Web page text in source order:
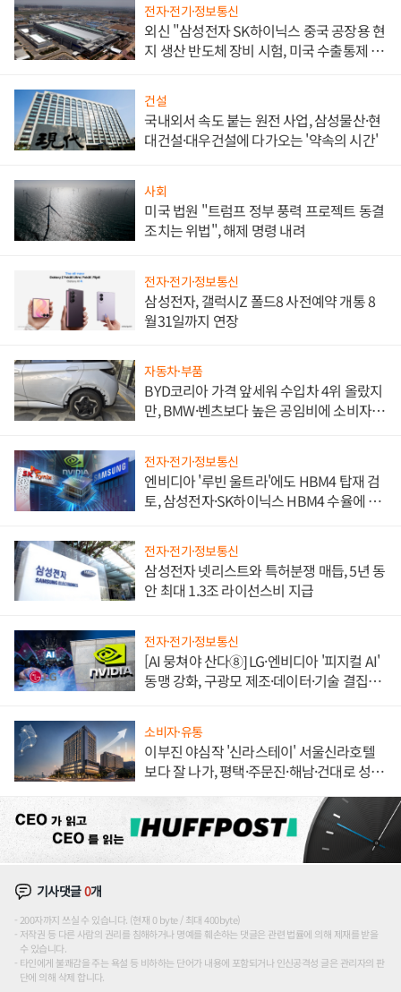
전자·전기·정보통신
외신 "삼성전자 SK하이닉스 중국 공장용 현
지 생산 반도체 장비 시험, 미국 수출통제 대
건설
국내외서 속도 붙는 원전 사업, 삼성물산·현
대건설·대우건설에 다가오는 '약속의 시간'
사회
미국 법원 "트럼프 정부 풍력 프로젝트 동결
조치는 위법", 해제 명령 내려
전자·전기·정보통신
삼성전자, 갤럭시Z 폴드8 사전예약 개통 8
월31일까지 연장
자동차·부품
BYD코리아 가격 앞세워 수입차 4위 올랐지
만, BMW·벤츠보다 높은 공임비에 소비자
전자·전기·정보통신
엔비디아 '루빈 울트라'에도 HBM4 탑재 검
토, 삼성전자·SK하이닉스 HBM4 수율에 주
전자·전기·정보통신
삼성전자 넷리스트와 특허분쟁 매듭, 5년 동
안 최대 1.3조 라이선스비 지급
전자·전기·정보통신
[AI 뭉쳐야 산다⑧] LG·엔비디아 '피지컬 AI'
동맹 강화, 구광모 제조·데이터·기술 결집
소비자·유통
이부진 야심작 '신라스테이' 서울신라호텔
보다 잘 나가, 평택·주문진·해남·건대로 성
기사댓글0개
200자까지 쓰실 수 있습니다. (현재 0 byte / 최대 400byte)
저작권 등 다른 사람의 권리를 침해하거나 명예를 훼손하는 댓글은 관련 법률에 의해 제재를 받을
수 있습니다.
타인에게 불쾌감을 주는 욕설 등 비하하는 단어가 내용에 포함되거나 인신공격성 글은 관리자의 판
단에 의해 삭제 합니다.